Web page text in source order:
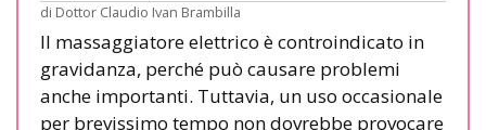
di Dottor Claudio Ivan Brambilla
Il massaggiatore elettrico è controindicato in
gravidanza, perché può causare problemi
anche importanti. Tuttavia, un uso occasionale
per brevissimo tempo non dovrebbe provocare